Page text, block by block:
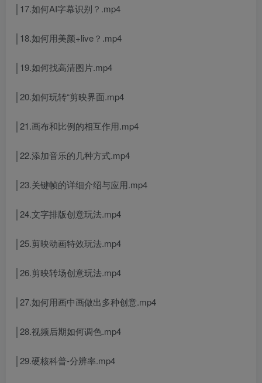
│17.如何AI字幕识别？.mp4
│18.如何用美颜+live？.mp4
│19.如何找高清图片.mp4
│20.如何玩转“剪映界面.mp4
│21.画布和比例的相互作用.mp4
│22.添加音乐的几种方式.mp4
│23.关键帧的详细介绍与应用.mp4
│24.文字排版创意玩法.mp4
│25.剪映动画特效玩法.mp4
│26.剪映转场创意玩法.mp4
│27.如何用画中画做出多种创意.mp4
│28.视频后期如何调色.mp4
│29.硬核科普-分辨率.mp4